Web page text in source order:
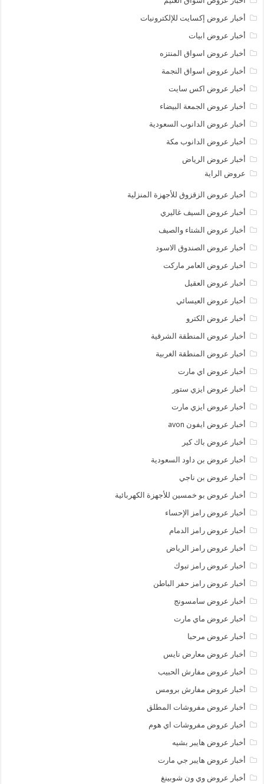
أخبار عروض إكسايت للإلكترونيات
أخبار عروض ابيات
أخبار عروض اسواق المنتزه
أخبار عروض اسواق النجمة
أخبار عروض اكس سايت
أخبار عروض الجمعة البيضاء
أخبار عروض الدانوب السعودية
أخبار عروض الدانوب مكة
أخبار عروض الرياض
عروض الراية
أخبار عروض الزقزوق للأجهزة المنزلية
أخبار عروض السيف غاليري
أخبار عروض الشتاء والصيف
أخبار عروض الصندوق الاسود
أخبار عروض العامر ماركت
أخبار عروض العقيل
أخبار عروض العيسائي
أخبار عروض الكترو
أخبار عروض المنطقة الشرقية
أخبار عروض المنطقة الغربية
أخبار عروض اي مارت
أخبار عروض ايزي ستور
أخبار عروض ايزي مارت
أخبار عروض ايفون avon
أخبار عروض باك كير
أخبار عروض بن داود السعودية
أخبار عروض بن ناجي
أخبار عروض بو خمسين للأجهزة الكهربائية
أخبار عروض رامز الإحساء
أخبار عروض رامز الدمام
أخبار عروض رامز الرياض
أخبار عروض رامز تبوك
أخبار عروض رامز حفر الباطن
أخبار عروض سامسونج
أخبار عروض ماي مارت
أخبار عروض مرحبا
أخبار عروض معارض نايس
أخبار عروض مفارش الحبيب
أخبار عروض مفارش برومس
أخبار عروض مفروشات المطلق
أخبار عروض مفروشات اي هوم
أخبار عروض هايبر بشيه
أخبار عروض هايبر جي مارت
أخبار عروض وي ون شوبينغ